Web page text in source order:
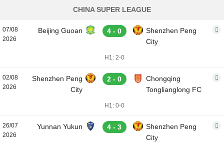
CHINA SUPER LEAGUE
07/08
2026
Beijing Guoan 4 - 0
Shenzhen Peng
City
H1: 2-0
02/08
2026
Shenzhen Peng
City
2 - 0
Chongqing
Tonglianglong FC
H1: 0-0
26/07
2026
Yunnan Yukun 4 - 3
Shenzhen Peng
City